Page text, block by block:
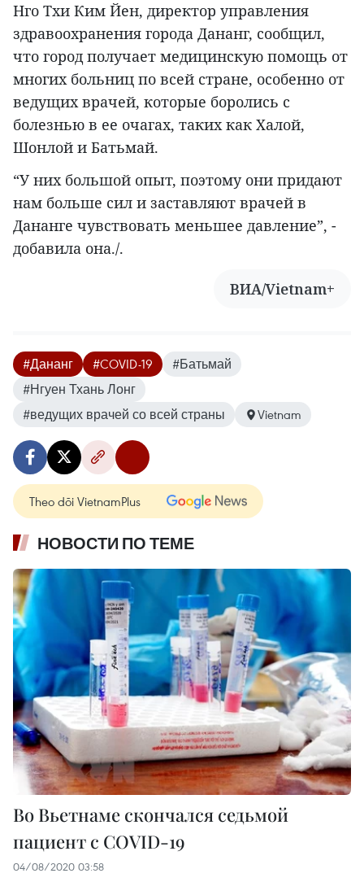
Нго Тхи Ким Йен, директор управления
здравоохранения города Дананг, сообщил,
что город получает медицинскую помощь от
многих больниц по всей стране, особенно от
ведущих врачей, которые боролись с
болезнью в ее очагах, таких как Халой,
Шонлой и Батьмай.
“У них большой опыт, поэтому они придают
нам больше сил и заставляют врачей в
Дананге чувствовать меньшее давление”, -
добавила она./.
ВИА/Vietnam+
#Дананг #COVID-19
#Батьмай
#Нгуен Тхань Лонг
#ведущих врачей со всей страны
Vietnam
Theo dõi VietnamPlus
НОВОСТИ ПО ТЕМЕ
Во Вьетнаме скончался седьмой
пациент с COVID-19
04/08/2020 03:58